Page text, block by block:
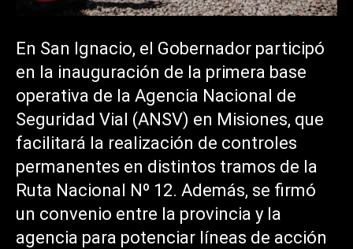
En San Ignacio, el Gobernador participó
en la inauguración de la primera base
operativa de la Agencia Nacional de
Seguridad Vial (ANSV) en Misiones, que
facilitará la realización de controles
permanentes en distintos tramos de la
Ruta Nacional Nº 12. Además, se firmó
un convenio entre la provincia y la
agencia para potenciar líneas de acción